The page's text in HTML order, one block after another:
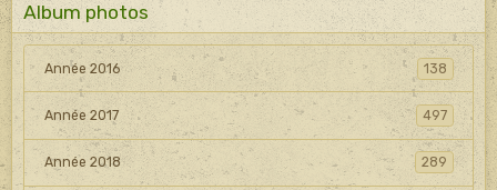
Album photos
Année 2016 138
Année 2017 497
Année 2018 289